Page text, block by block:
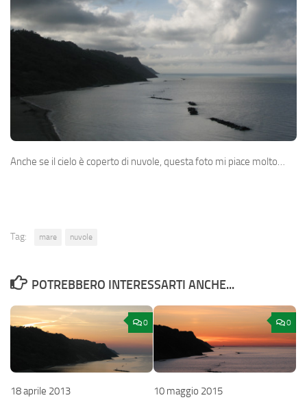
Anche se il cielo è coperto di nuvole, questa foto mi piace molto…
Tag: mare nuvole
POTREBBERO INTERESSARTI ANCHE...
0
18 aprile 2013
0
10 maggio 2015